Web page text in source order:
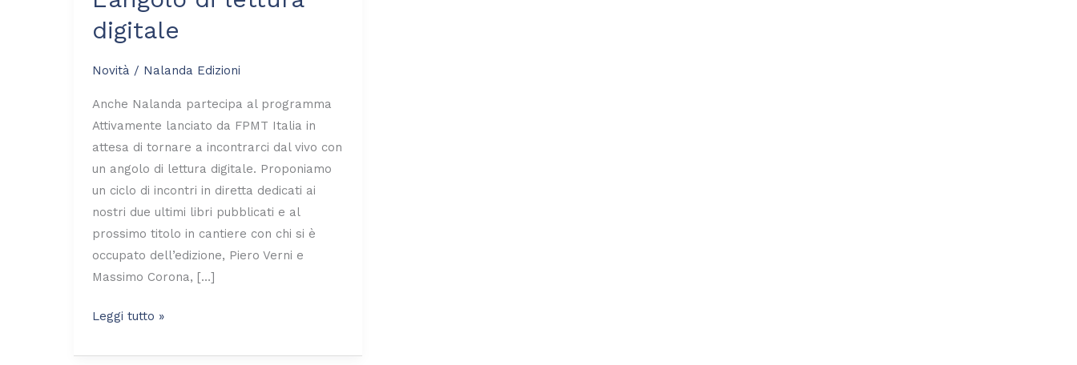
digitale
Novità / Nalanda Edizioni
Anche Nalanda partecipa al programma
Attivamente lanciato da FPMT Italia in
attesa di tornare a incontrarci dal vivo con
un angolo di lettura digitale. Proponiamo
un ciclo di incontri in diretta dedicati ai
nostri due ultimi libri pubblicati e al
prossimo titolo in cantiere con chi si è
occupato dell’edizione, Piero Verni e
Massimo Corona, […]
Leggi tutto »